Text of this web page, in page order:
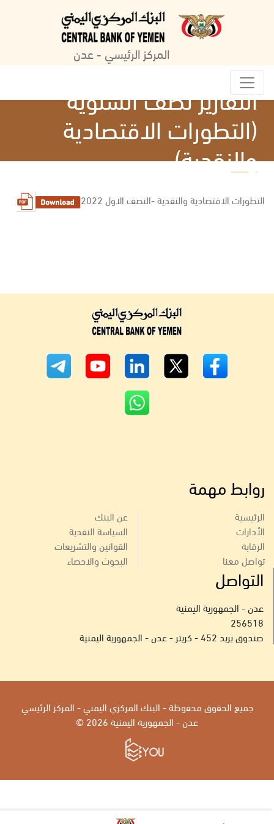
المركز الرئيسي - عدن
التقارير نصف السنوية
(التطورات الاقتصادية
والنقدية)
التطورات الاقتصادية والنقدية -النصف الاول 2022
روابط مهمة
الرئيسية
الأدارات
الرقابة
تواصل معنا
عن البنك
السياسة النقدية
القوانين والتشريعات
البحوث والاحصاء
التواصل
عدن - الجمهورية اليمنية
256518
صندوق بريد 452 - كريتر - عدن - الجمهورية اليمنية
جميع الحقوق محفوظة - البنك المركزي اليمني - المركز الرئيسي
عدن - الجمهورية اليمنية 2026 ©